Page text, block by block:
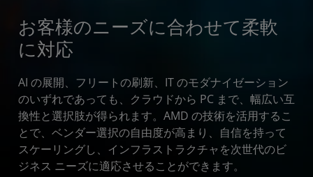
お客様のニーズに合わせて柔軟
に対応
AI の展開、フリートの刷新、IT のモダナイゼーション
のいずれであっても、クラウドから PC まで、幅広い互
換性と選択肢が得られます。AMD の技術を活用するこ
とで、ベンダー選択の自由度が高まり、自信を持って
スケーリングし、インフラストラクチャを次世代のビ
ジネス ニーズに適応させることができます。